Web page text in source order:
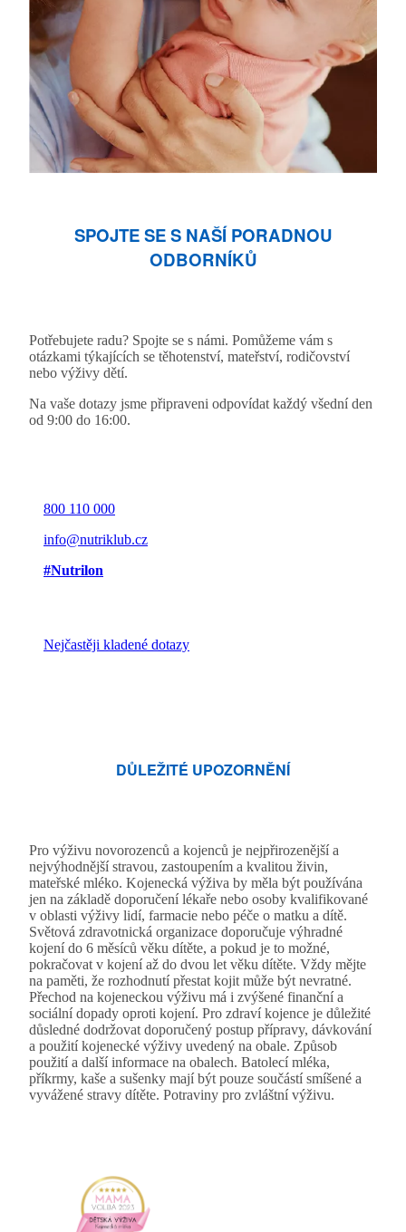
SPOJTE SE S NAŠÍ PORADNOU
ODBORNÍKŮ
Potřebujete radu? Spojte se s námi. Pomůžeme vám s
otázkami týkajících se těhotenství, mateřství, rodičovství
nebo výživy dětí.
Na vaše dotazy jsme připraveni odpovídat každý všední den
od 9:00 do 16:00.
800 110 000
info@nutriklub.cz
#Nutrilon
Nejčastěji kladené dotazy
DŮLEŽITÉ UPOZORNĚNÍ
Pro výživu novorozenců a kojenců je nejpřirozenější a
nejvýhodnější stravou, zastoupením a kvalitou živin,
mateřské mléko. Kojenecká výživa by měla být používána
jen na základě doporučení lékaře nebo osoby kvalifikované
v oblasti výživy lidí, farmacie nebo péče o matku a dítě.
Světová zdravotnická organizace doporučuje výhradné
kojení do 6 měsíců věku dítěte, a pokud je to možné,
pokračovat v kojení až do dvou let věku dítěte. Vždy mějte
na paměti, že rozhodnutí přestat kojit může být nevratné.
Přechod na kojeneckou výživu má i zvýšené finanční a
sociální dopady oproti kojení. Pro zdraví kojence je důležité
důsledné dodržovat doporučený postup přípravy, dávkování
a použití kojenecké výživy uvedený na obale. Způsob
použití a další informace na obalech. Batolecí mléka,
příkrmy, kaše a sušenky mají být pouze součástí smíšené a
vyvážené stravy dítěte. Potraviny pro zvláštní výživu.